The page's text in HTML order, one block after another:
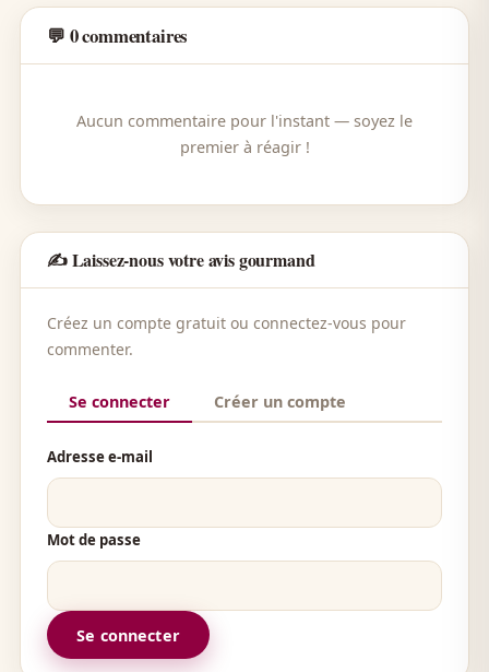
💬 0 commentaires
Aucun commentaire pour l'instant — soyez le
premier à réagir !
✍️ Laissez-nous votre avis gourmand
Créez un compte gratuit ou connectez-vous pour
commenter.
Se connecter Créer un compte
Adresse e-mail
Mot de passe
Se connecter